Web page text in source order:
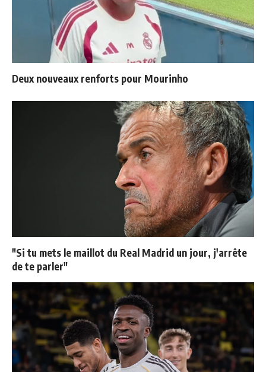
Deux nouveaux renforts pour Mourinho
"Si tu mets le maillot du Real Madrid un jour, j'arrête
de te parler"